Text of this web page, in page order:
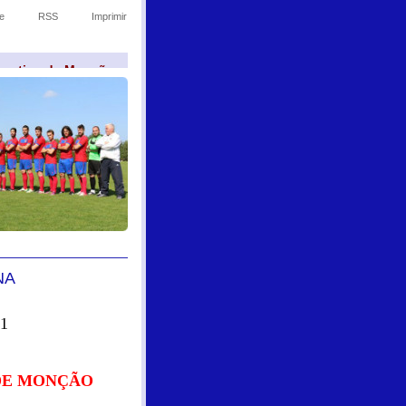
de Monção
MONÇÃO
RSS Imprimir